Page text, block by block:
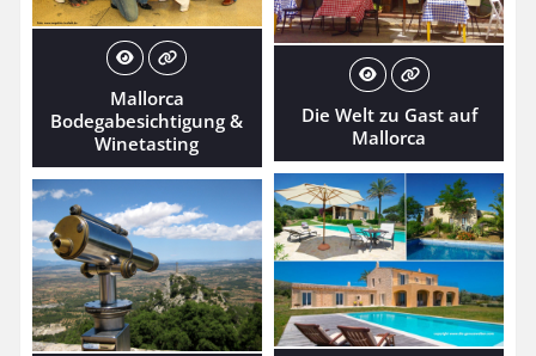
Mallorca
Bodegabesichtigung &
Winetasting
Die Welt zu Gast auf
Mallorca